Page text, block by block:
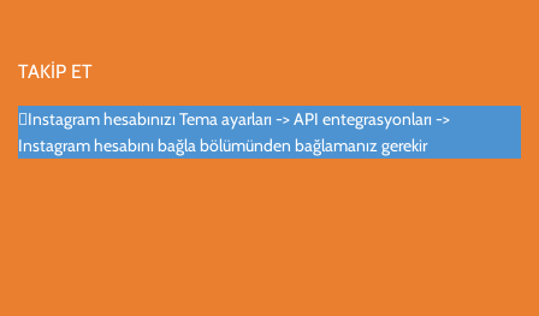
TAKİP ET
Instagram hesabınızı Tema ayarları -> API entegrasyonları ->
Instagram hesabını bağla bölümünden bağlamanız gerekir